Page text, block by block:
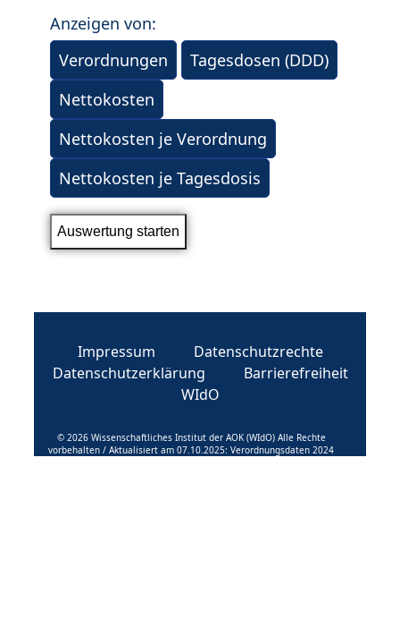
Anzeigen von:
Verordnungen
Tagesdosen (DDD)
Nettokosten
Nettokosten je Verordnung
Nettokosten je Tagesdosis
Impressum
Datenschutzrechte
Datenschutzerklärung
Barrierefreiheit
WIdO
© 2026 Wissenschaftliches Institut der AOK (WIdO) Alle Rechte
vorbehalten / Aktualisiert am 07.10.2025: Verordnungsdaten 2024